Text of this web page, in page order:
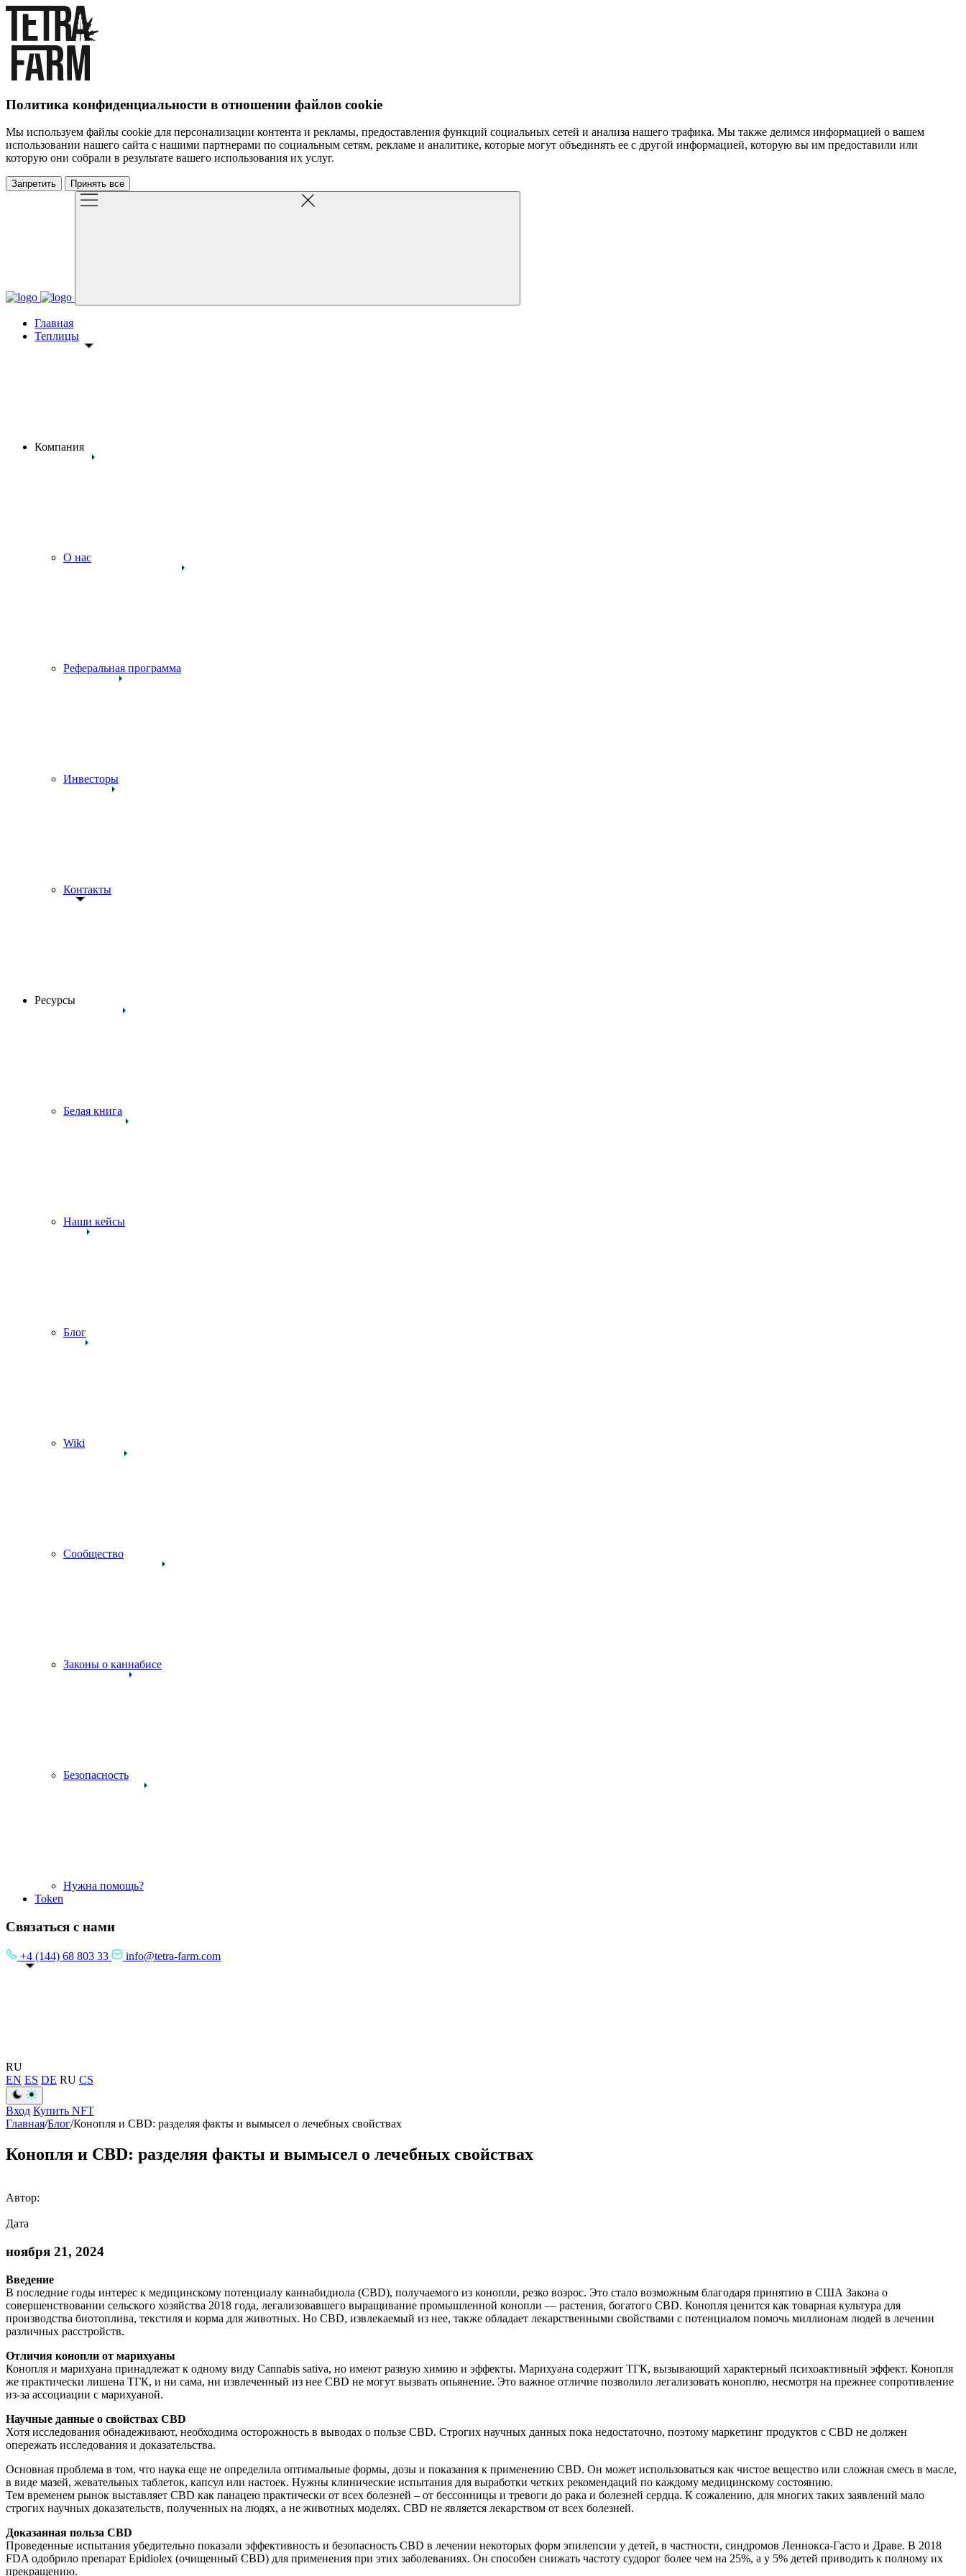
Политика конфиденциальности в отношении файлов cookie
Мы используем файлы cookie для персонализации контента и рекламы, предоставления функций социальных сетей и анализа нашего трафика. Мы также делимся информацией о вашем
использовании нашего сайта с нашими партнерами по социальным сетям, рекламе и аналитике, которые могут объединять ее с другой информацией, которую вы им предоставили или
которую они собрали в результате вашего использования их услуг.
Запретить Принять все
Главная
Теплицы
Компания
О нас
Реферальная программа
Инвесторы
Контакты
Ресурсы
Белая книга
Наши кейсы
Блог
Wiki
Сообщество
Законы о каннабисе
Безопасность
Нужна помощь?
Token
Связаться с нами
+4 (144) 68 803 33 info@tetra-farm.com
RU
EN ES DE RU CS
Вход Купить NFT
Главная/Блог/Конопля и CBD: разделяя факты и вымысел о лечебных свойствах
Конопля и CBD: разделяя факты и вымысел о лечебных свойствах
Автор:
Дата
ноября 21, 2024
Введение
В последние годы интерес к медицинскому потенциалу каннабидиола (CBD), получаемого из конопли, резко возрос. Это стало возможным благодаря принятию в США Закона о
совершенствовании сельского хозяйства 2018 года, легализовавшего выращивание промышленной конопли — растения, богатого CBD. Конопля ценится как товарная культура для
производства биотоплива, текстиля и корма для животных. Но CBD, извлекаемый из нее, также обладает лекарственными свойствами с потенциалом помочь миллионам людей в лечении
различных расстройств.
Отличия конопли от марихуаны
Конопля и марихуана принадлежат к одному виду Cannabis sativa, но имеют разную химию и эффекты. Марихуана содержит ТГК, вызывающий характерный психоактивный эффект. Конопля
же практически лишена ТГК, и ни сама, ни извлеченный из нее CBD не могут вызвать опьянение. Это важное отличие позволило легализовать коноплю, несмотря на прежнее сопротивление
из-за ассоциации с марихуаной.
Научные данные о свойствах CBD
Хотя исследования обнадеживают, необходима осторожность в выводах о пользе CBD. Строгих научных данных пока недостаточно, поэтому маркетинг продуктов с CBD не должен
опережать исследования и доказательства.
Основная проблема в том, что наука еще не определила оптимальные формы, дозы и показания к применению CBD. Он может использоваться как чистое вещество или сложная смесь в масле,
в виде мазей, жевательных таблеток, капсул или настоек. Нужны клинические испытания для выработки четких рекомендаций по каждому медицинскому состоянию.
Тем временем рынок выставляет CBD как панацею практически от всех болезней – от бессонницы и тревоги до рака и болезней сердца. К сожалению, для многих таких заявлений мало
строгих научных доказательств, полученных на людях, а не животных моделях. CBD не является лекарством от всех болезней.
Доказанная польза CBD
Проведенные испытания убедительно показали эффективность и безопасность CBD в лечении некоторых форм эпилепсии у детей, в частности, синдромов Леннокса-Гасто и Драве. В 2018
FDA одобрило препарат Epidiolex (очищенный CBD) для применения при этих заболеваниях. Он способен снижать частоту судорог более чем на 25%, а у 5% детей приводить к полному их
прекращению.